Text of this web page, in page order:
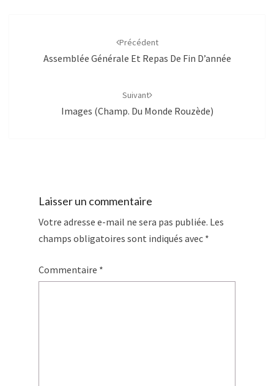
Précédent
Assemblée Générale Et Repas De Fin D’année
Suivant
Images (Champ. Du Monde Rouzède)
Laisser un commentaire
Votre adresse e-mail ne sera pas publiée. Les
champs obligatoires sont indiqués avec *
Commentaire *